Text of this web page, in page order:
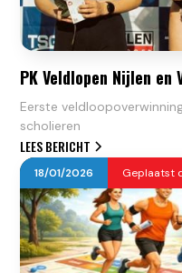
PK Veldlopen Nijlen en
Eerste
scholieren
LEES BERICHT
18/01/2026 Geplaatst